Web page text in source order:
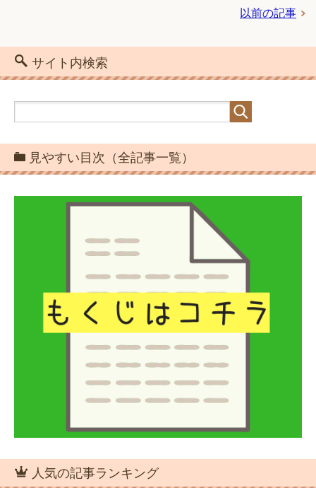
以前の記事
サイト内検索
見やすい目次（全記事一覧）
人気の記事ランキング